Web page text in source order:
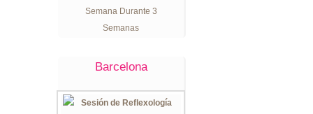
Semana Durante 3
Semanas
Barcelona